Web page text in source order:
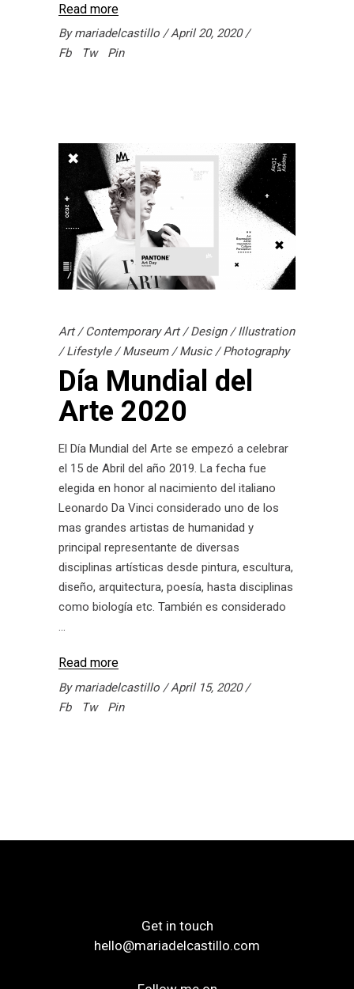
Read more
Bymariadelcastillo
April 20, 2020
Fb
Tw Pin
Art/Contemporary Art/Design/Illustration
/Lifestyle/Museum/Music/Photography
Día Mundial del
Arte 2020
El Día Mundial del Arte se empezó a celebrar
el 15 de Abril del año 2019. La fecha fue
elegida en honor al nacimiento del italiano
Leonardo Da Vinci considerado uno de los
mas grandes artistas de humanidad y
principal representante de diversas
disciplinas artísticas desde pintura, escultura,
diseño, arquitectura, poesía, hasta disciplinas
como biología etc. También es considerado
Read more
Bymariadelcastillo
April 15, 2020
Fb
Tw Pin
Get in touch
hello@mariadelcastillo.com